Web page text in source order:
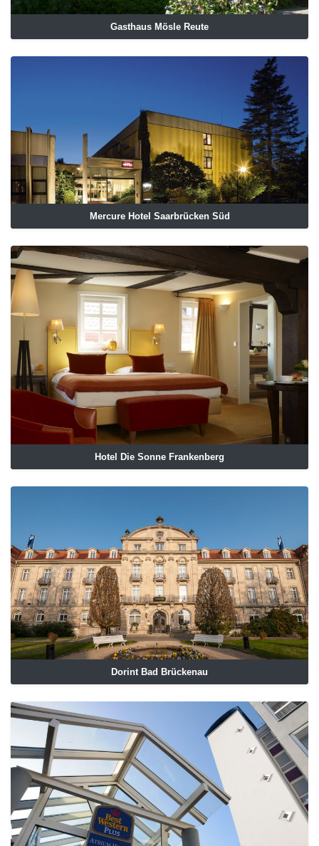
Gasthaus Mösle Reute
Mercure Hotel Saarbrücken Süd
Hotel Die Sonne Frankenberg
Dorint Bad Brückenau